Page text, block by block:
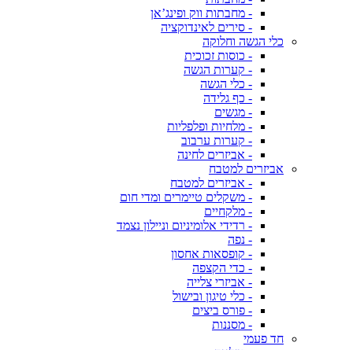
- מחבתות ווק ופינג’אן
- סירים לאינדוקציה
כלי הגשה וחלוקה
- כוסות זכוכית
- קערות הגשה
- כלי הגשה
- כף גלידה
- מגשים
- מלחיות ופלפליות
- קערות ערבוב
- אביזרים לחינה
אביזרים למטבח
- אביזרים למטבח
- משקלים טיימרים ומדי חום
- מלקחיים
- רדידי אלומיניום וניילון נצמד
- נפה
- קופסאות אחסון
- כדי הקצפה
- אביזרי צלייה
- כלי טיגון ובישול
- פורס ביצים
- מסננות
חד פעמי